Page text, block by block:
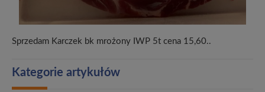
Sprzedam Karczek bk mrożony IWP 5t cena 15,60..
Kategorie artykułów